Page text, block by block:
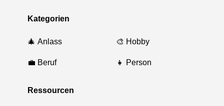
Kategorien
🎄 Anlass
💼 Beruf
🎨 Hobby
👧 Person
Ressourcen